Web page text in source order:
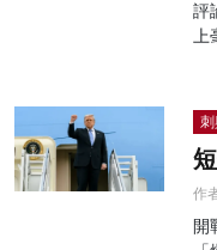
評
作
開